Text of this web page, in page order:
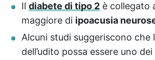
Il diabete di tipo 2 è collegato
maggiore di ipoacusia
Alcuni studi suggeriscono che
dell’udito possa essere uno dei